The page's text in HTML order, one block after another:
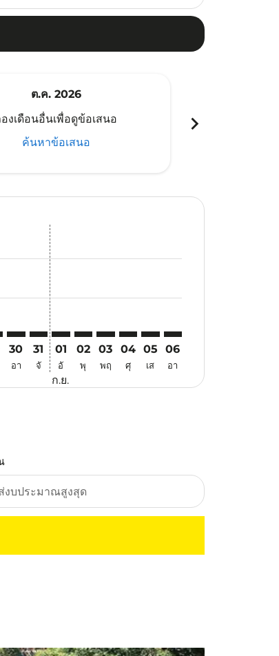
ต.ค. 2026
งเดือนอื่นเพื่อดูข้อเสนอ
ค้นหาข้อเสนอ
chevron_right
นหาข้อเสนอ
ค้นหาข้อเสนอ
ค้นหาข้อเสนอ
disclaimer. ค้นหาข้อเสนอ
disclaimer. ค้นหาข้อเสนอ
offers-disclaimer. ค้นหาข้อเสนอ
view-offers-disclaimer. ค้นหาข้อเสนอ
cmp-view-offers-disclaimer. ค้นหาข้อเสนอ
cmp-view-offers-disclaimer. ค้นหาข้อเสนอ
TRV–IPH: cmp-view-offers-disclaimer. ค้นหาข้อเสนอ
30
อา
TRV–IPH: cmp-view-offers-disclaimer. ค้นหาข้อเ
31
จั
01
อั
ก.ย.
02
พุ
03
พฤ
04
ศุ
05
เส
06
อา